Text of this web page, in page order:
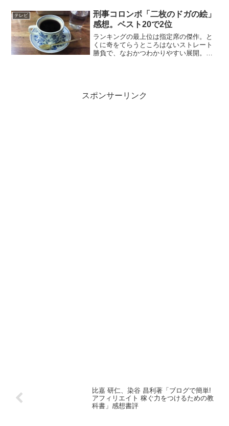
数が高いメンバーが集まるシグマ協会が
舞台。犯人は会計士で、...
テレビ
刑事コロンボ「二枚のドガの絵」
感想。ベスト20で2位
ランキングの最上位は指定席の傑作。と
くに奇をてらうところはないストレート
勝負で、なおかつわかりやすい展開。こ
スポンサーリンク
比嘉 研仁、染谷 昌利著「ブログで簡単!
アフィリエイト 稼ぐ力をつけるための教
科書」感想書評